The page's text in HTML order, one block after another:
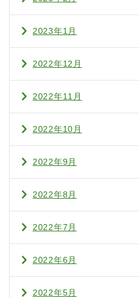
2023年1月
2022年12月
2022年11月
2022年10月
2022年9月
2022年8月
2022年7月
2022年6月
2022年5月